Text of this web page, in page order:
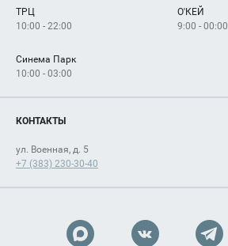
Как добраться
ТРЦ
10:00 - 22:00
О'КЕЙ
9:00 - 00:00
Синема Парк
10:00 - 03:00
КОНТАКТЫ
ул. Военная, д. 5
+7 (383) 230-30-40